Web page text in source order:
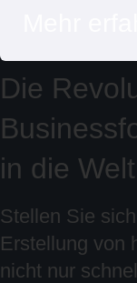
Die
in die
Stellen Sie
Erstellung von
nicht nur